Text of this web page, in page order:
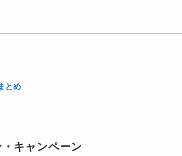
とめ
キャンペーン